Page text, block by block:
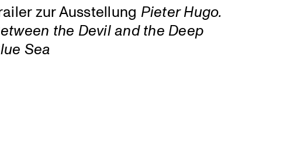
zur Ausstellung Pieter Hugo.
the Devil and the Deep
Sea